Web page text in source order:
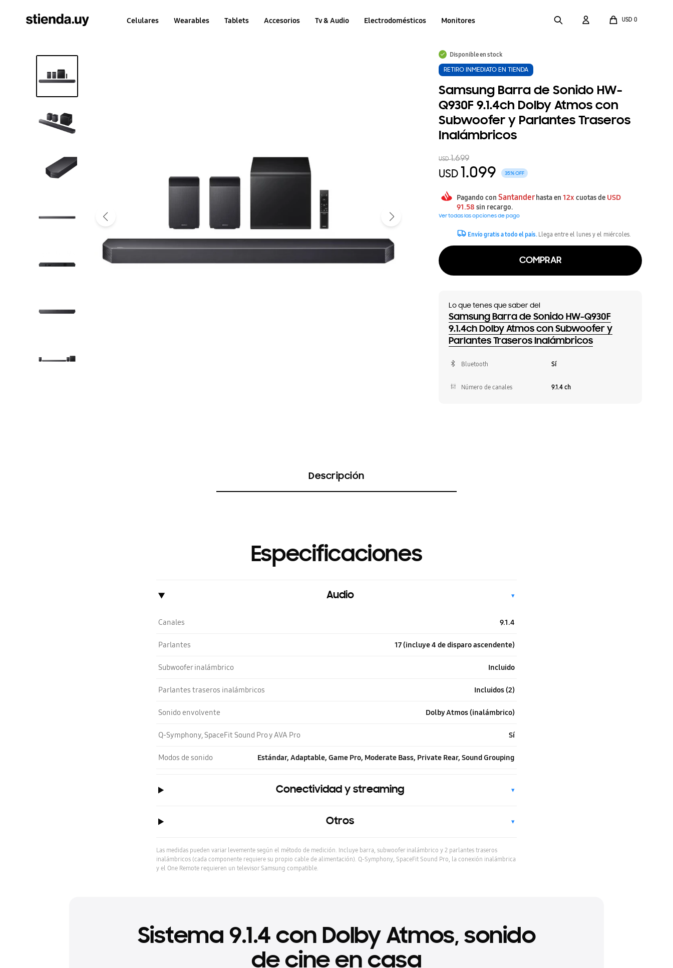
Celulares Wearables Tablets Accesorios Tv & Audio Electrodomésticos Monitores USD 0
Disponible en stock
RETIRO INMEDIATO EN TIENDA
Samsung Barra de Sonido HW-
Q930F 9.1.4ch Dolby Atmos con
Subwoofer y Parlantes Traseros
Inalámbricos
USD 1.699
USD 1.099 35
Pagando con Santander hasta en 12x cuotas de USD
91.58 sin recargo.
Ver todas las opciones de pago
Envío gratis a todo el país. Llega entre el lunes y el miércoles.
COMPRAR
Lo que tenes que saber del
Samsung Barra de Sonido HW-Q930F
9.1.4ch Dolby Atmos con Subwoofer y
Parlantes Traseros Inalámbricos
Bluetooth Sí
Número de canales 9.1.4 ch
Descripción
Especificaciones
Audio ▾
Canales 9.1.4
Parlantes 17 (incluye 4 de disparo ascendente)
Subwoofer inalámbrico Incluido
Parlantes traseros inalámbricos Incluidos (2)
Sonido envolvente Dolby Atmos (inalámbrico)
Q-Symphony, SpaceFit Sound Pro y AVA Pro Sí
Modos de sonido Estándar, Adaptable, Game Pro, Moderate Bass, Private Rear, Sound Grouping
Conectividad y streaming ▾
Otros ▾
Las medidas pueden variar levemente según el método de medición. Incluye barra, subwoofer inalámbrico y 2 parlantes traseros
inalámbricos (cada componente requiere su propio cable de alimentación). Q-Symphony, SpaceFit Sound Pro, la conexión inalámbrica
y el One Remote requieren un televisor Samsung compatible.
Sistema 9.1.4 con Dolby Atmos, sonido
de cine en casa